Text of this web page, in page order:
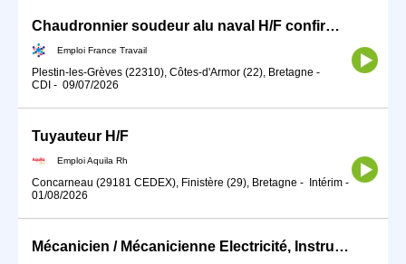
Chaudronnier soudeur alu naval H/F confirmé(e) ou apprenti(e) (H/F)
Emploi France Travail
Plestin-les-Grèves (22310), Côtes-d'Armor (22), Bretagne -
CDI - 09/07/2026
Tuyauteur H/F
Emploi Aquila Rh
Concarneau (29181 CEDEX), Finistère (29), Bretagne - Intérim -
01/08/2026
Mécanicien / Mécanicienne Electricité, Instrument de bord, Radio (H/F)